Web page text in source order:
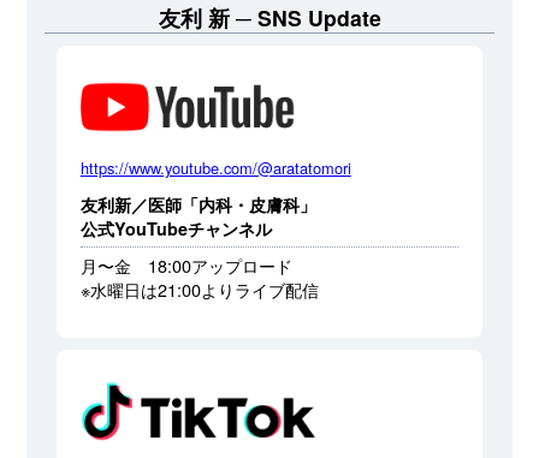
友利 新 SNS Update
https://www.youtube.com/@aratatomori
友利新／医師「内科・皮膚科」
公式YouTubeチャンネル
月〜金 18:00アップロード
※水曜日は21:00よりライブ配信